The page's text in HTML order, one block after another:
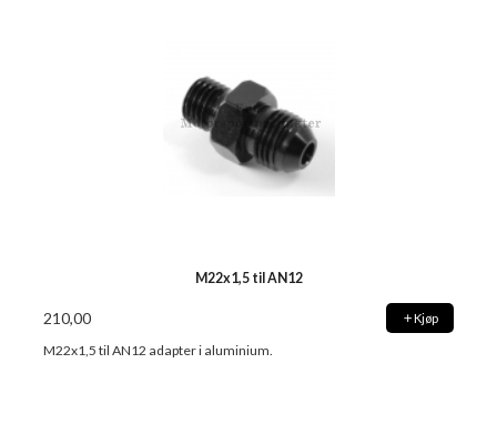
M22x1,5 til AN12
210,00 Kjøp
M22x1,5 til AN12 adapter i aluminium.